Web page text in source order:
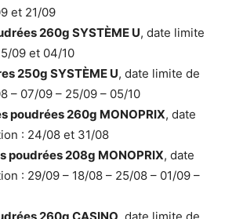
et 21/09
260g SYSTÈME U, date limite
09 et 04/10
250g SYSTÈME U, date limite de
– 07/09 – 25/09 – 05/10
poudrées 260g MONOPRIX, date
: 24/08 et 31/08
poudrées 208g MONOPRIX, date
: 29/09 – 18/08 – 25/08 – 01/09 –